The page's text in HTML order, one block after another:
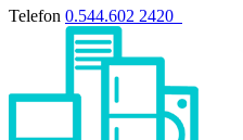
Telefon 0.544.602 2420